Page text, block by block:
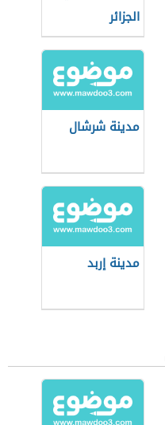
الجزائر
مدينة شرشال
مدينة إربد